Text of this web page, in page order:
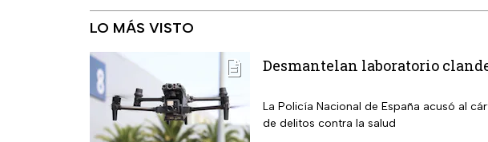
LO MÁS VISTO
Desmantelan laboratorio
La Policía Nacional de España acusó al
de delitos contra la salud